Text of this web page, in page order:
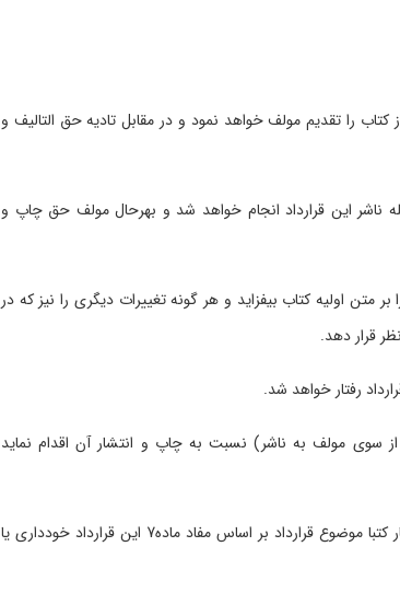
را تقدیم مولف خواهد نمود و در مقابل تادیه حق التالیف و
ناشر این قرارداد انجام خواهد شد و بهرحال مولف حق چاپ و
متن اولیه کتاب بیفزاید و هر گونه تغییرات دیگری را نیز که در
قرار دهد.
از سوی مولف به ناشر) نسبت به چاپ و انتشار آن اقدام نماید
ماده8- چنانچه بنا به هر علت، ناشر از چاپ یا تجدید چاپ و انتشار کتبا موضوع قرارداد بر اساس مفاد ماده7 این قرارداد خودداری یا